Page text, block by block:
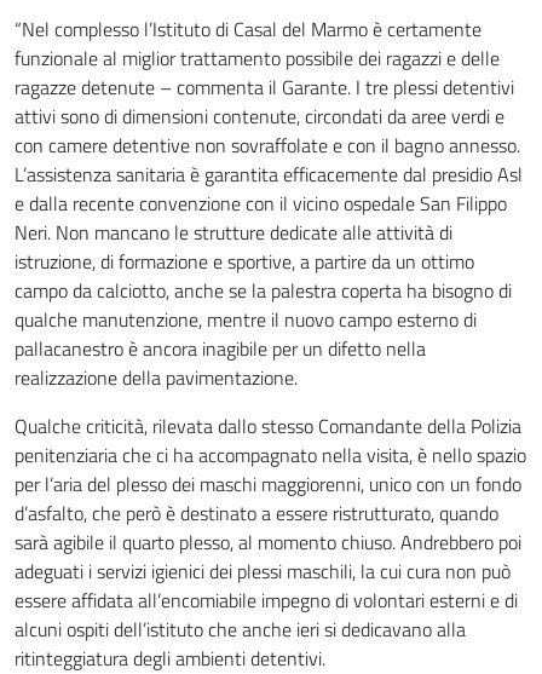
“Nel complesso l’Istituto di Casal del Marmo è certamente
funzionale al miglior trattamento possibile dei ragazzi e delle
ragazze detenute – commenta il Garante. I tre plessi detentivi
attivi sono di dimensioni contenute, circondati da aree verdi e
con camere detentive non sovraffolate e con il bagno annesso.
L’assistenza sanitaria è garantita efficacemente dal presidio Asl
e dalla recente convenzione con il vicino ospedale San Filippo
Neri. Non mancano le strutture dedicate alle attività di
istruzione, di formazione e sportive, a partire da un ottimo
campo da calciotto, anche se la palestra coperta ha bisogno di
qualche manutenzione, mentre il nuovo campo esterno di
pallacanestro è ancora inagibile per un difetto nella
realizzazione della pavimentazione.
Qualche criticità, rilevata dallo stesso Comandante della Polizia
penitenziaria che ci ha accompagnato nella visita, è nello spazio
per l’aria del plesso dei maschi maggiorenni, unico con un fondo
d’asfalto, che però è destinato a essere ristrutturato, quando
sarà agibile il quarto plesso, al momento chiuso. Andrebbero poi
adeguati i servizi igienici dei plessi maschili, la cui cura non può
essere affidata all’encomiabile impegno di volontari esterni e di
alcuni ospiti dell’istituto che anche ieri si dedicavano alla
ritinteggiatura degli ambienti detentivi.